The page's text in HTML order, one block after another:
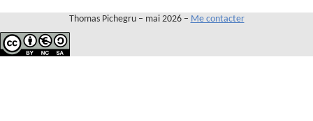
Thomas Pichegru – mai 2026 – Me contacter